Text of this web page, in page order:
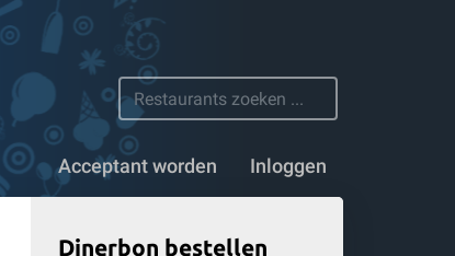
Acceptant worden Inloggen
restaurants
Dinerbon bestellen